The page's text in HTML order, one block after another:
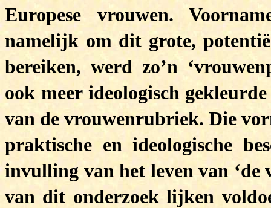
Europese vrouwen.
namelijk om dit grote,
bereiken, werd zo’n
ook meer ideologisch
van de vrouwenrubriek. Die
praktische en ideologische
invulling van het leven van ‘de
van dit onderzoek lijken